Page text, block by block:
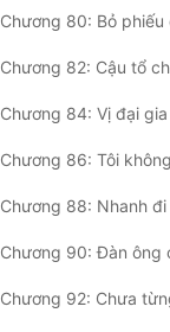
Chương 80: Bỏ
Chương 82: Cậu tổ
Chương 84: Vị đại
Chương 86: Tôi không
Chương 88: Nhanh đi
Chương 90: Đàn ông
Chương 92: Chưa